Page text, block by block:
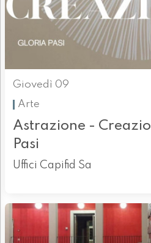
Giovedì 09
Arte
Astrazione -
Pasi
Uffici Capifid Sa